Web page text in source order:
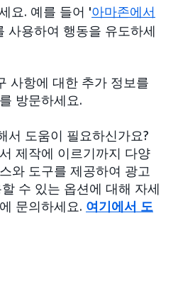
요. 예를 들어 '아마존에서
사용하여 행동을 유도하세
사항에 대한 추가 정보를
를 방문하세요.
서 도움이 필요하신가요?
제작에 이르기까지 다양
와 도구를 제공하여 광고
수 있는 옵션에 대해 자세
문의하세요. 여기에서 도